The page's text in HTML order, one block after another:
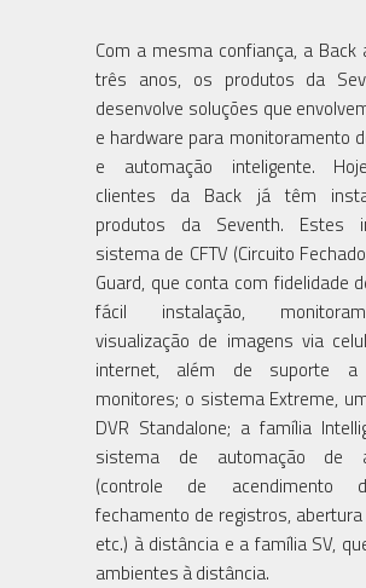
Com a mesma confiança, a Back
três anos, os produtos da
desenvolve soluções que
e hardware para monitoramento
e automação inteligente.
clientes da Back já têm
produtos da Seventh. Estes
sistema de CFTV (Circuito
Guard, que conta com fidelidade
fácil instalação,
visualização de imagens via
internet, além de suporte a
monitores; o sistema Extreme,
DVR Standalone; a família
sistema de automação de
(controle de acendimento
fechamento de registros,
etc.) à distância e a família SV,
ambientes à distância.